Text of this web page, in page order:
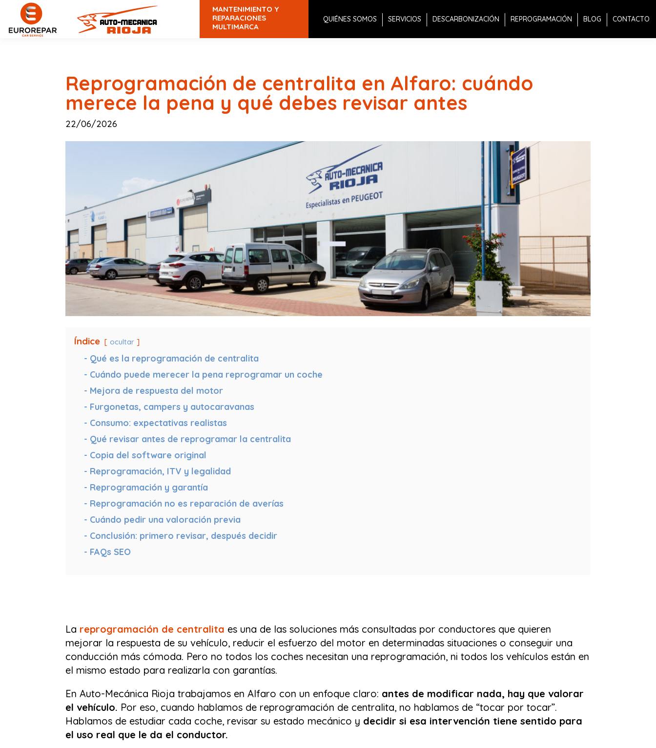
MANTENIMIENTO Y
REPARACIONES
MULTIMARCA
QUIÉNES SOMOS SERVICIOS DESCARBONIZACIÓN REPROGRAMACIÓN BLOG CONTACTO
Reprogramación de centralita en Alfaro: cuándo
merece la pena y qué debes revisar antes
22/06/2026
Índice ocultar
Qué es la reprogramación de centralita
Cuándo puede merecer la pena reprogramar un coche
Mejora de respuesta del motor
Furgonetas, campers y autocaravanas
Consumo: expectativas realistas
Qué revisar antes de reprogramar la centralita
Copia del software original
Reprogramación, ITV y legalidad
Reprogramación y garantía
Reprogramación no es reparación de averías
Cuándo pedir una valoración previa
Conclusión: primero revisar, después decidir
FAQs SEO
La reprogramación de centralita es una de las soluciones más consultadas por conductores que quieren
mejorar la respuesta de su vehículo, reducir el esfuerzo del motor en determinadas situaciones o conseguir una
conducción más cómoda. Pero no todos los coches necesitan una reprogramación, ni todos los vehículos están en
el mismo estado para realizarla con garantías.
En Auto-Mecánica Rioja trabajamos en Alfaro con un enfoque claro: antes de modificar nada, hay que valorar
el vehículo. Por eso, cuando hablamos de reprogramación de centralita, no hablamos de “tocar por tocar”.
Hablamos de estudiar cada coche, revisar su estado mecánico y decidir si esa intervención tiene sentido para
el uso real que le da el conductor.